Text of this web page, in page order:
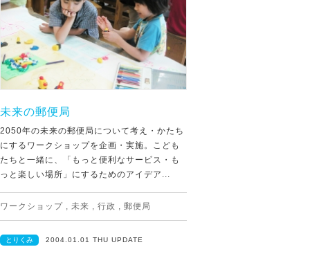
未来の郵便局
2050年の未来の郵便局について考え・かたち
にするワークショップを企画・実施。こども
たちと一緒に、「もっと便利なサービス・も
っと楽しい場所」にするためのアイデア...
ワークショップ , 未来 , 行政 , 郵便局
とりくみ 2004.01.01 THU UPDATE